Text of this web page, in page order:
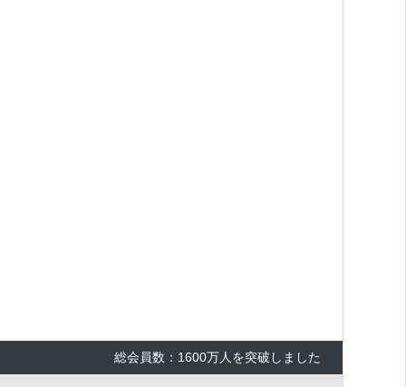
総会員数：1600万人を突破しました